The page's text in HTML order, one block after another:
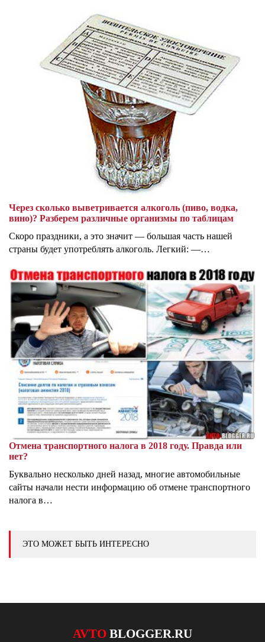
Через сколько выветривается алкоголь (пиво, водка,
вино)? Разберем различные организмы по таблицам
Скоро праздники, а это значит — большая часть нашей
страны будет употреблять алкоголь. Легкий: —…
Отмена транспортного налога в 2018 году. Правда или
нет?
Буквально несколько дней назад, многие автомобильные
сайты начали нести информацию об отмене транспортного
налога в…
ЭТО МОЖЕТ БЫТЬ ИНТЕРЕСНО
AVTO BLOGGER.RU